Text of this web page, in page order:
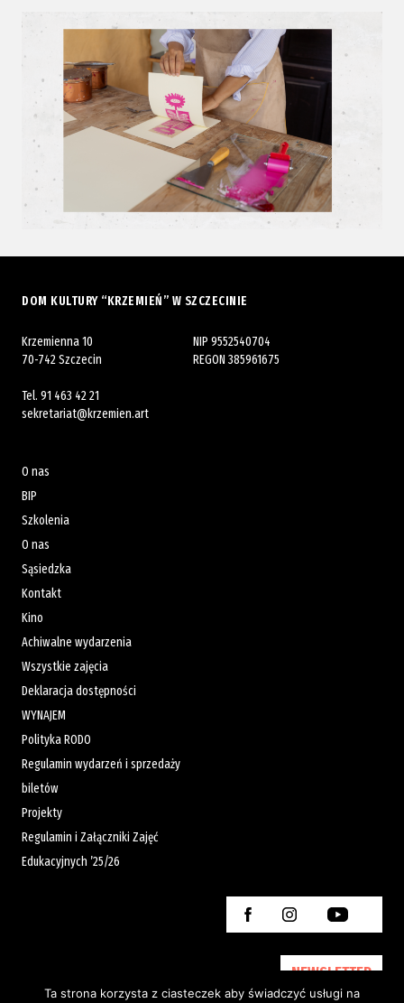
DOM KULTURY “KRZEMIEŃ” W SZCZECINIE
Krzemienna 10
70-742 Szczecin
Tel. 91 463 42 21
sekretariat@krzemien.art
NIP 9552540704
REGON 385961675
O nas
BIP
Szkolenia
O nas
Sąsiedzka
Kontakt
Kino
Achiwalne wydarzenia
Wszystkie zajęcia
Deklaracja dostępności
WYNAJEM
Polityka RODO
Regulamin wydarzeń i sprzedaży
biletów
Projekty
Regulamin i Załączniki Zajęć
Edukacyjnych ’25/26
NEWSLETTER
Ta strona korzysta z ciasteczek aby świadczyć usługi na